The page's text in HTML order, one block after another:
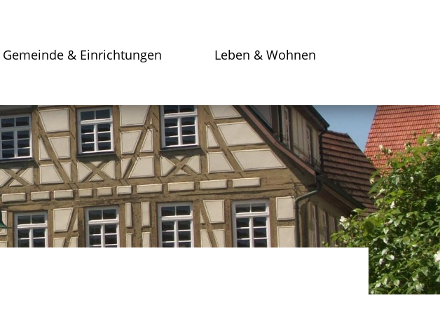
Gemeinde & Einrichtungen Leben & Wohnen